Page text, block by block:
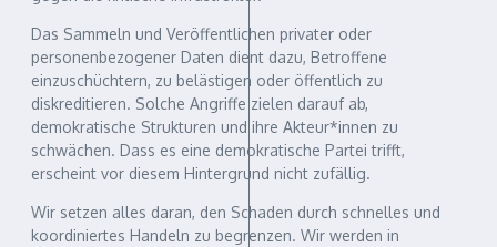
Das Sammeln und Veröffentlichen privater oder
personenbezogener Daten dient dazu, Betroffene
einzuschüchtern, zu belästigen oder öffentlich zu
diskreditieren. Solche Angriffe zielen darauf ab,
demokratische Strukturen und ihre Akteur*innen zu
schwächen. Dass es eine demokratische Partei trifft,
erscheint vor diesem Hintergrund nicht zufällig.
Wir setzen alles daran, den Schaden durch schnelles und
koordiniertes Handeln zu begrenzen. Wir werden in